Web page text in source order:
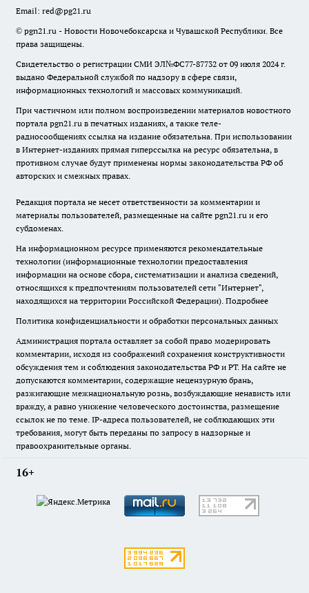
Email: red@pg21.ru
© pgn21.ru - Новости Новочебоксарска и Чувашской Республики. Все
права защищены.
Свидетельство о регистрации СМИ ЭЛ№ФС77-87732 от 09 июля 2024 г.
выдано Федеральной службой по надзору в сфере связи,
информационных технологий и массовых коммуникаций.
При частичном или полном воспроизведении материалов новостного
портала pgn21.ru в печатных изданиях, а также теле-
радиосообщениях ссылка на издание обязательна. При использовании
в Интернет-изданиях прямая гиперссылка на ресурс обязательна, в
противном случае будут применены нормы законодательства РФ об
авторских и смежных правах.
Редакция портала не несет ответственности за комментарии и
материалы пользователей, размещенные на сайте pgn21.ru и его
субдоменах.
На информационном ресурсе применяются рекомендательные
технологии (информационные технологии предоставления
информации на основе сбора, систематизации и анализа сведений,
относящихся к предпочтениям пользователей сети "Интернет",
находящихся на территории Российской Федерации). Подробнее
Политика конфиденциальности и обработки персональных данных
Администрация портала оставляет за собой право модерировать
комментарии, исходя из соображений сохранения конструктивности
обсуждения тем и соблюдения законодательства РФ и РТ. На сайте не
допускаются комментарии, содержащие нецензурную брань,
разжигающие межнациональную рознь, возбуждающие ненависть или
вражду, а равно унижение человеческого достоинства, размещение
ссылок не по теме. IP-адреса пользователей, не соблюдающих эти
требования, могут быть переданы по запросу в надзорные и
правоохранительные органы.
16+